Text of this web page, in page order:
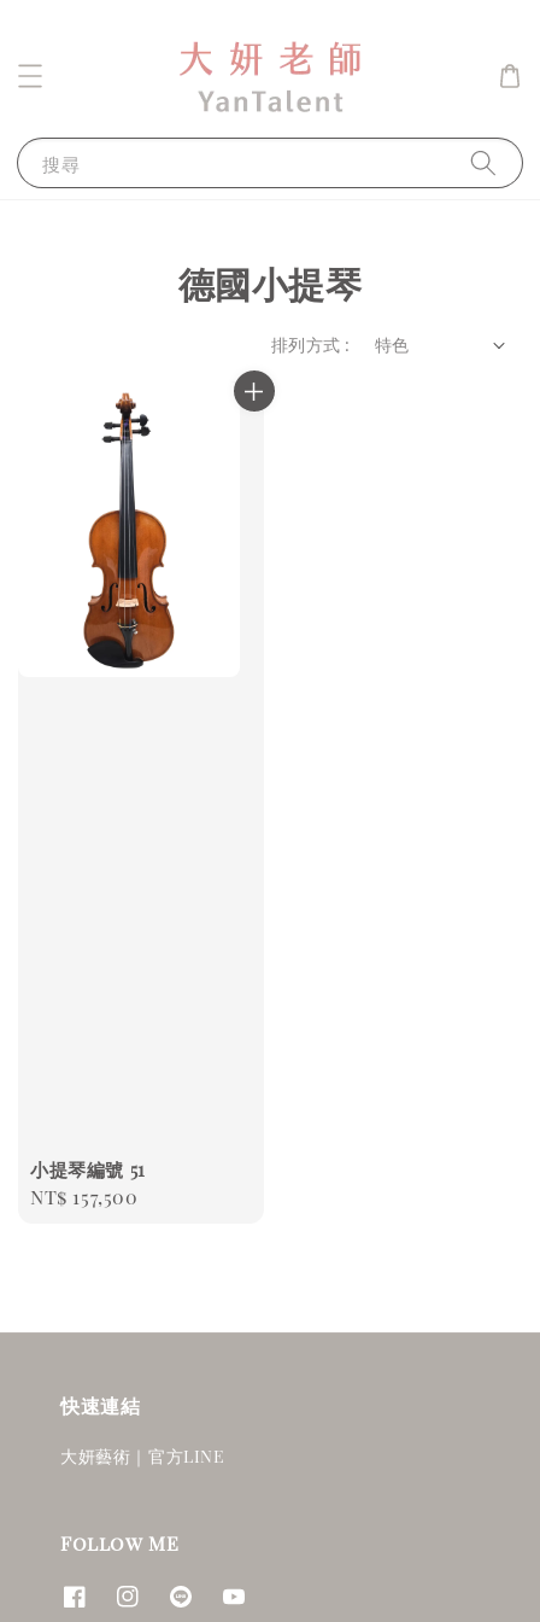
搜尋
德國小提琴
排列方式 :
小提琴編號 51
Regular
NT$ 157,500
快速連結
大妍藝術｜官方LINE
Follow ME